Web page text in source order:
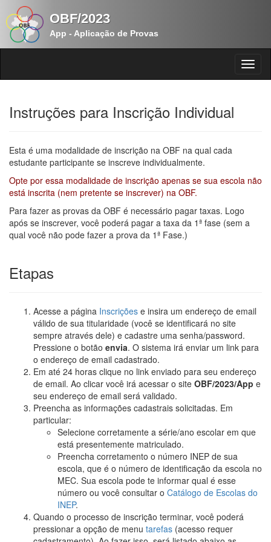
OBF/2023
App - Aplicação de Provas
Instruções para Inscrição Individual
Esta é uma modalidade de inscrição na OBF na qual cada
estudante participante se inscreve individualmente.
Opte por essa modalidade de inscrição apenas se sua escola não
está inscrita (nem pretente se inscrever) na OBF.
Para fazer as provas da OBF é necessário pagar taxas. Logo
após se inscrever, você poderá pagar a taxa da 1ª fase (sem a
qual você não pode fazer a prova da 1ª Fase.)
Etapas
Acesse a página Inscrições e insira um endereço de email
válido de sua titularidade (você se identificará no site
sempre através dele) e cadastre uma senha/password.
Pressione o botão envia. O sistema irá enviar um link para
o endereço de email cadastrado.
Em até 24 horas clique no link enviado para seu endereço
de email. Ao clicar você irá acessar o site OBF/2023/App e
seu endereço de email será validado.
Preencha as informações cadastrais solicitadas. Em
particular:
Selecione corretamente a série/ano escolar em que
está presentemente matriculado.
Preencha corretamento o número INEP de sua
escola, que é o número de identificação da escola no
MEC. Sua escola pode te informar qual é esse
número ou você consultar o Catálogo de Escolas do
INEP.
Quando o processo de inscrição terminar, você poderá
pressionar a opção de menu tarefas (acesso requer